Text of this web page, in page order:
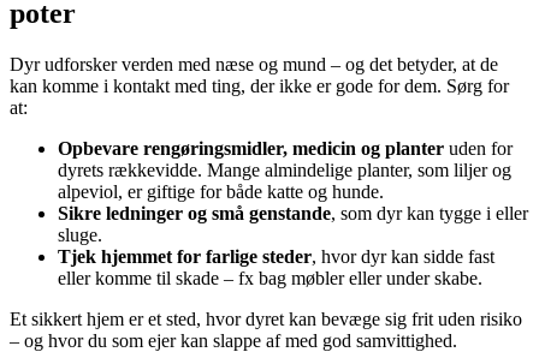
poter
Dyr udforsker verden med næse og mund – og det betyder, at de
kan komme i kontakt med ting, der ikke er gode for dem. Sørg for
at:
Opbevare rengøringsmidler, medicin og planter uden for
dyrets rækkevidde. Mange almindelige planter, som liljer og
alpeviol, er giftige for både katte og hunde.
Sikre ledninger og små genstande, som dyr kan tygge i eller
sluge.
Tjek hjemmet for farlige steder, hvor dyr kan sidde fast
eller komme til skade – fx bag møbler eller under skabe.
Et sikkert hjem er et sted, hvor dyret kan bevæge sig frit uden risiko
– og hvor du som ejer kan slappe af med god samvittighed.